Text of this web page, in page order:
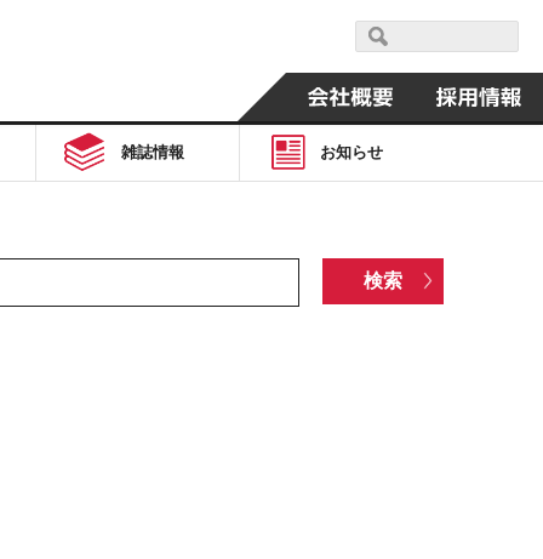
雑誌情報 お知らせ